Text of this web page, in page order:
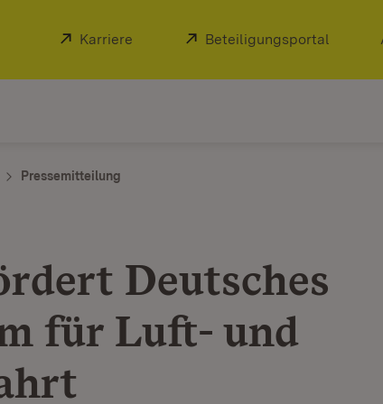
Extern:
Karriere (Öffnet in neuem Fenster)
Extern:
Beteiligungsportal
Pressemitteilung
Deutsches
für Luft- und